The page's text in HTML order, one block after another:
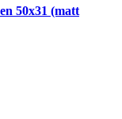
50x31 (matt